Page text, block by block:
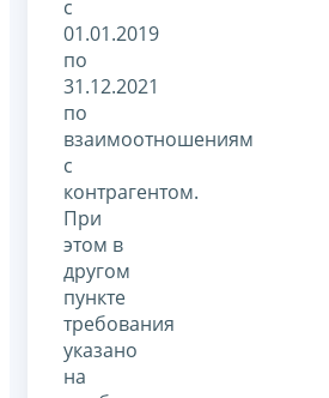
с
01.01.2019
по
31.12.2021
по
взаимоотношениям
с
контрагентом.
При
этом в
другом
пункте
требования
указано
на